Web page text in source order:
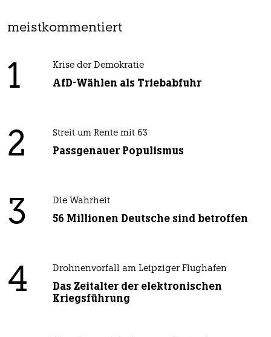
meistkommentiert
1 Krise der Demokratie
AfD-Wählen als Triebabfuhr
2 Streit um Rente mit 63
Passgenauer Populismus
3 Die Wahrheit
56 Millionen Deutsche sind betroffen
4 Drohnenvorfall am Leipziger Flughafen
Das Zeitalter der elektronischen
Kriegsführung